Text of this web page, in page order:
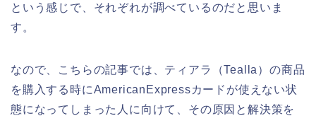
という感じで、それぞれが調べているのだと思いま
す。
なので、こちらの記事では、ティアラ（Tealla）の商品
を購入する時にAmericanExpressカードが使えない状
態になってしまった人に向けて、その原因と解決策を